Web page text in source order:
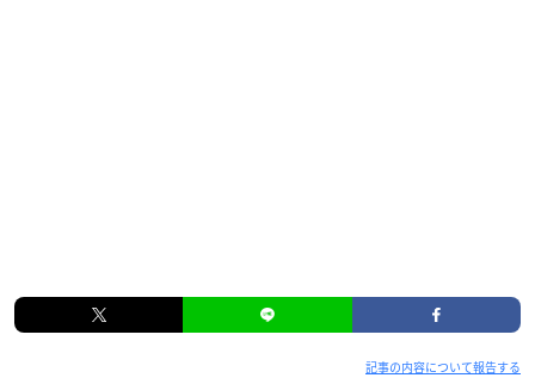
記事の内容について報告する